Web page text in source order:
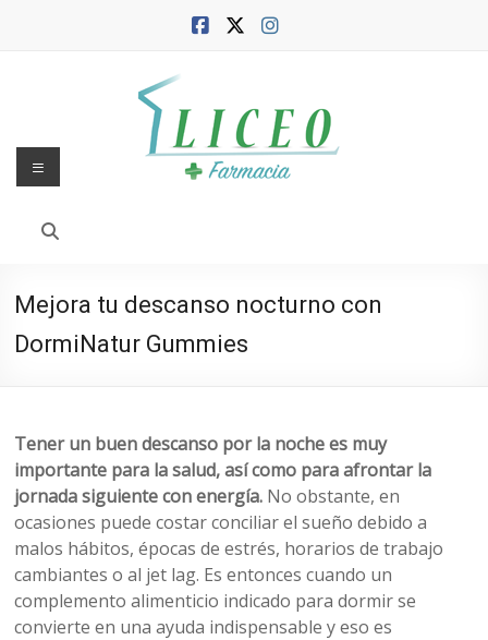
Blog
la
Farmacia
salud
y
belleza
Menú
Mejora tu descanso nocturno con
DormiNatur Gummies
Tener un buen descanso por la noche es muy
importante para la salud, así como para afrontar la
jornada siguiente con energía. No obstante, en
ocasiones puede costar conciliar el sueño debido a
malos hábitos, épocas de estrés, horarios de trabajo
cambiantes o al jet lag. Es entonces cuando un
complemento alimenticio indicado para dormir se
convierte en una ayuda indispensable y eso es